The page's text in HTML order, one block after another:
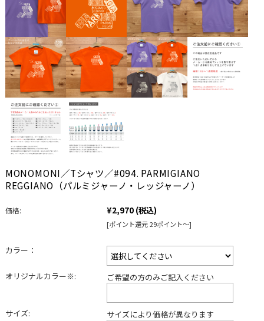
MONOMONI／Tシャツ／#094. PARMIGIANO
REGGIANO（パルミジャーノ・レッジャーノ）
価格: ¥2,970 (税込)
[ポイント還元 29ポイント～]
カラー：
オリジナルカラー※: ご希望の方のみご記入ください
サイズ: サイズにより価格が異なります